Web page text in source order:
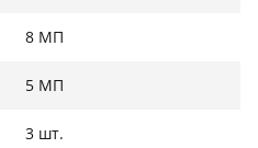
8 МП
5 МП
3 шт.